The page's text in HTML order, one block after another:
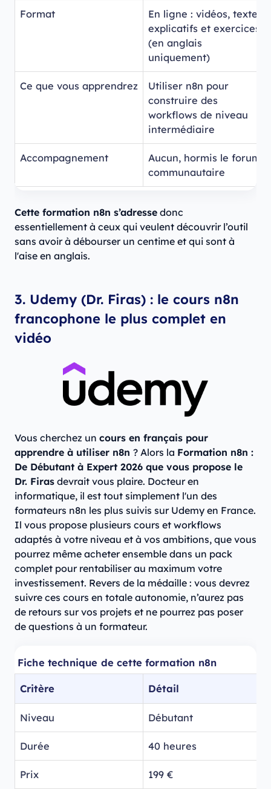
Format
En ligne : vidéos, textes
explicatifs et exercices
(en anglais
uniquement)
Ce que vous apprendrez
Utiliser n8n pour
construire des
workflows de niveau
intermédiaire
Accompagnement
Aucun, hormis le forum
communautaire
Cette formation n8n s’adresse donc
essentiellement à ceux qui veulent découvrir l’outil
sans avoir à débourser un centime et qui sont à
l'aise en anglais.
3. Udemy (Dr. Firas) : le cours n8n
francophone le plus complet en
vidéo
Vous cherchez un cours en français pour
apprendre à utiliser n8n ? Alors la Formation n8n :
De Débutant à Expert 2026 que vous propose le
Dr. Firas devrait vous plaire. Docteur en
informatique, il est tout simplement l'un des
formateurs n8n les plus suivis sur Udemy en France.
Il vous propose plusieurs cours et workflows
adaptés à votre niveau et à vos ambitions, que vous
pourrez même acheter ensemble dans un pack
complet pour rentabiliser au maximum votre
investissement. Revers de la médaille : vous devrez
suivre ces cours en totale autonomie, n’aurez pas
de retours sur vos projets et ne pourrez pas poser
de questions à un formateur.
Fiche technique de cette formation n8n
Critère Détail
Niveau Débutant
Durée 40 heures
Prix 199 €